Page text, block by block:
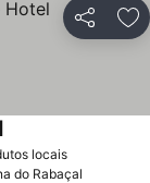
Partilhar
locaisVer
Ver preços
do Rabaçal